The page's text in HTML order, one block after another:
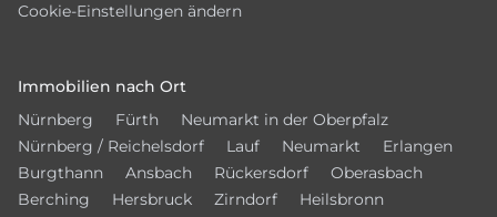
Cookie-Einstellungen ändern
Immobilien nach Ort
Nürnberg
Fürth
Neumarkt in der Oberpfalz
Nürnberg / Reichelsdorf
Lauf Neumarkt
Erlangen
Burgthann
Ansbach Rückersdorf
Oberasbach
Berching
Hersbruck Zirndorf
Heilsbronn